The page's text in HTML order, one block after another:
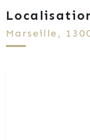
Marseille,